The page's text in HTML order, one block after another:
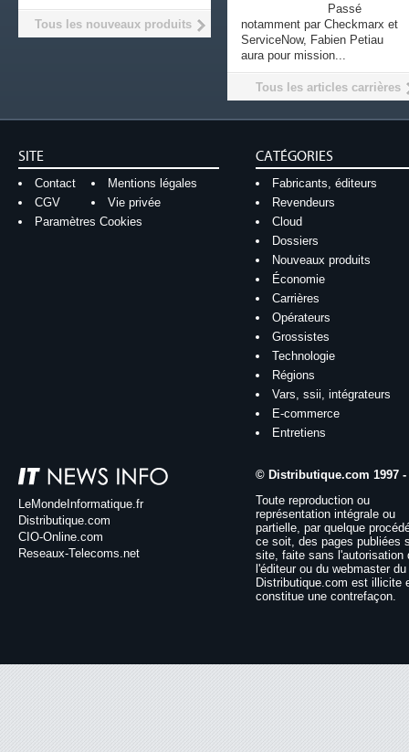
Passé
notamment par Checkmarx et
ServiceNow, Fabien Petiau
aura pour mission...
Tous les articles carrières
Tous les nouveaux produits
SITE
Contact
Mentions légales
CGV
Vie privée
Paramètres Cookies
CATÉGORIES
Fabricants, éditeurs
Revendeurs
Cloud
Dossiers
Nouveaux produits
Économie
Carrières
Opérateurs
Grossistes
Technologie
Régions
Vars, ssii, intégrateurs
E-commerce
Entretiens
LeMondeInformatique.fr
Distributique.com
CIO-Online.com
Reseaux-Telecoms.net
© Distributique.com 1997 -
Toute reproduction ou
représentation intégrale ou
partielle, par quelque
ce soit, des pages publiées
site, faite sans l'autorisation
l'éditeur ou du webmaster
Distributique.com est illicite
constitue une contrefaçon.